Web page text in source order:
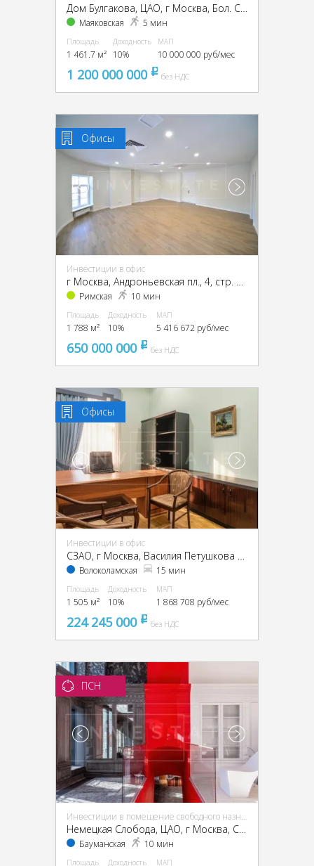
Дом Булгакова, ЦАО, г Москва, Бол. Садовая ул., 10
Маяковская 5 мин
Площадь
1 461.7 м²
Доходность
10%
МАП
10 000 000 руб/мес
1 200 000 000 pуббез НДС
Офисы
Инвестиции в офис
г Москва, Андроньевская пл., 4, стр. 1, 2, 3, ЦАО, г Москва, Андроньевская пл., 4, стр. 1
Римская 10 мин
Площадь
1 788 м²
Доходность
10%
МАП
5 416 672 руб/мес
650 000 000 pуббез НДС
Офисы
Инвестиции в офис
Волоколамская 15 мин
Площадь
1 505 м²
Доходность
10%
МАП
1 868 708 руб/мес
224 245 000 pуббез НДС
ПСН
Инвестиции в помещение свободного назначения (ПСН)
Немецкая Слобода, ЦАО, г Москва, Спартаковская ул., 11, стр. 1
Бауманская 10 мин
Площадь Доходность МАП